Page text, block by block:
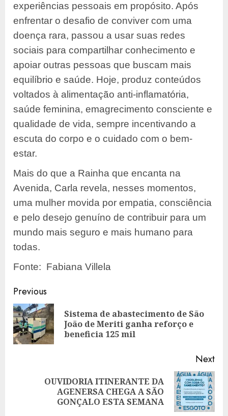
experiências pessoais em propósito. Após
enfrentar o desafio de conviver com uma
doença rara, passou a usar suas redes
sociais para compartilhar conhecimento e
apoiar outras pessoas que buscam mais
equilíbrio e saúde. Hoje, produz conteúdos
voltados à alimentação anti-inflamatória,
saúde feminina, emagrecimento consciente e
qualidade de vida, sempre incentivando a
escuta do corpo e o cuidado com o bem-
estar.
Mais do que a Rainha que encanta na
Avenida, Carla revela, nesses momentos,
uma mulher movida por empatia, consciência
e pelo desejo genuíno de contribuir para um
mundo mais seguro e mais humano para
todas.
Fonte: Fabiana Villela
Post
navigation
Previous
Sistema de abastecimento de São
João de Meriti ganha reforço e
beneficia 125 mil
Next
OUVIDORIA ITINERANTE DA
AGENERSA CHEGA A SÃO
GONÇALO ESTA SEMANA